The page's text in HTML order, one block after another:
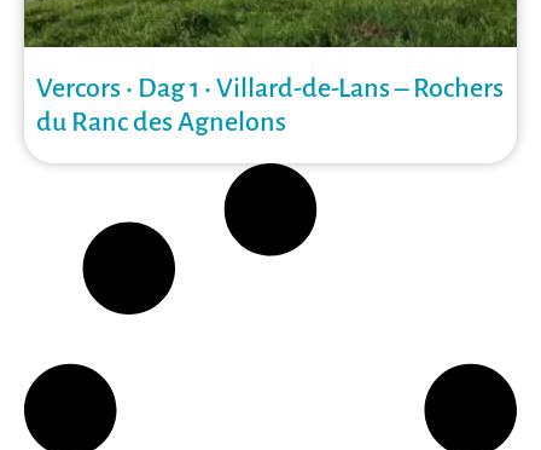
Vercors • Dag 1 • Villard-de-Lans – Rochers
du Ranc des Agnelons